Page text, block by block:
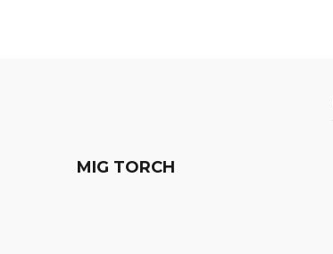
MIG TORCH